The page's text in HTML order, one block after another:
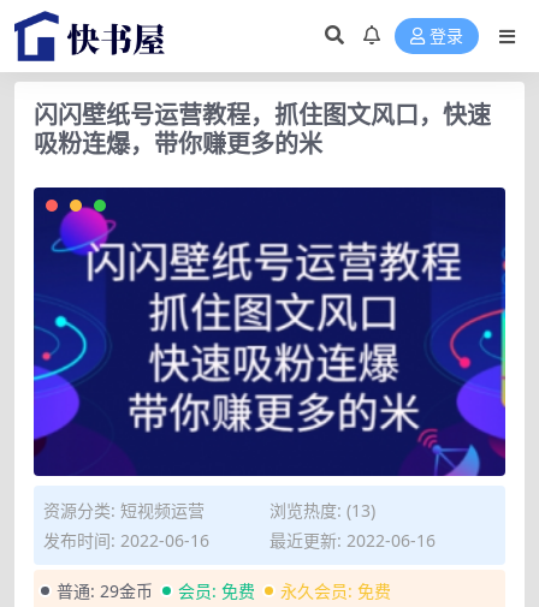
登录
闪闪壁纸号运营教程，抓住图文风口，快速
吸粉连爆，带你赚更多的米
资源分类: 短视频运营
浏览热度: (13)
发布时间: 2022-06-16
最近更新: 2022-06-16
普通: 29金币 会员: 免费 永久会员: 免费